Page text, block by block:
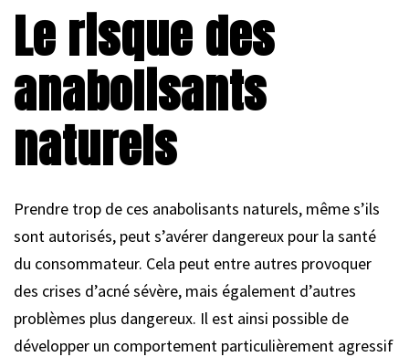
Le risque des
anabolisants
naturels
Prendre trop de ces anabolisants naturels, même s’ils
sont autorisés, peut s’avérer dangereux pour la santé
du consommateur. Cela peut entre autres provoquer
des crises d’acné sévère, mais également d’autres
problèmes plus dangereux. Il est ainsi possible de
développer un comportement particulièrement agressif